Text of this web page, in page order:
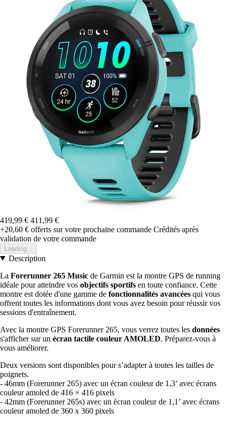
419,99 € 411,99 €
+20,60 € offerts sur votre prochaine commande Crédités après
validation de votre commande
Loading...
Description
La Forerunner 265 Music de Garmin est la montre GPS de running
idéale pour atteindre vos objectifs sportifs en toute confiance. Cette
montre est dotée d'une gamme de fonctionnalités avancées qui vous
offrent toutes les informations dont vous avez besoin pour réussir vos
sessions d'entraînement.
Avec la montre GPS Forerunner 265, vous verrez toutes les données
s'afficher sur un écran tactile couleur AMOLED. Préparez-vous à
vous améliorer.
Deux versions sont disponibles pour s’adapter à toutes les tailles de
poignets.
- 46mm (Forerunner 265) avec un écran couleur de 1,3’ avec écrans
couleur amoled de 416 × 416 pixels
- 42mm (Forerunner 265s) avec un écran couleur de 1,1’ avec écrans
couleur amoled de 360 x 360 pixels